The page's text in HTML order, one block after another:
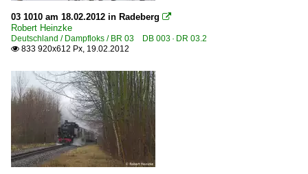
6 110 BR 110.1 E 10 'Kasten'
6 110 BR 110.3 E 10 'Bügelfalte'
6 115 BR 115 DB Fernverkehr
6 142 BR 142 DR 242 E 42
6 143 BR 143 DR 243
6 143 BR 143 DR 243 Lokportraits
6 180 BR 180 DR 230 ·Skoda 80E·
03 1010 am 18.02.2012 in Radeberg 
Robert Heinzke
Deutschland / Dampfloks / BR 03 DB 003 · DR 03.2
 833 920x612 Px, 19.02.2012